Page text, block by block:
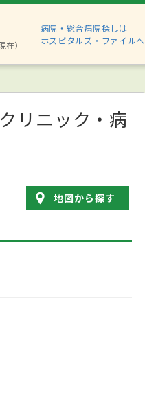
）
病院・総合病院探しは
ホスピタルズ・ファイルへ
リニック・病
地図から探す